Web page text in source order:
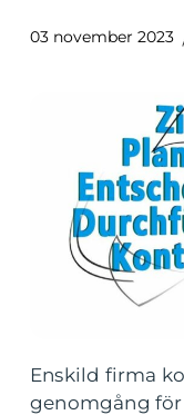
03 november 2023
Enskild firma
genomgång